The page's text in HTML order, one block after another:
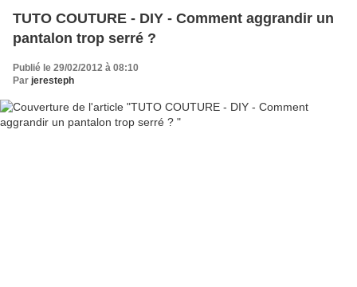
TUTO COUTURE - DIY - Comment aggrandir un
pantalon trop serré ?
Publié le 29/02/2012 à 08:10
Par jeresteph